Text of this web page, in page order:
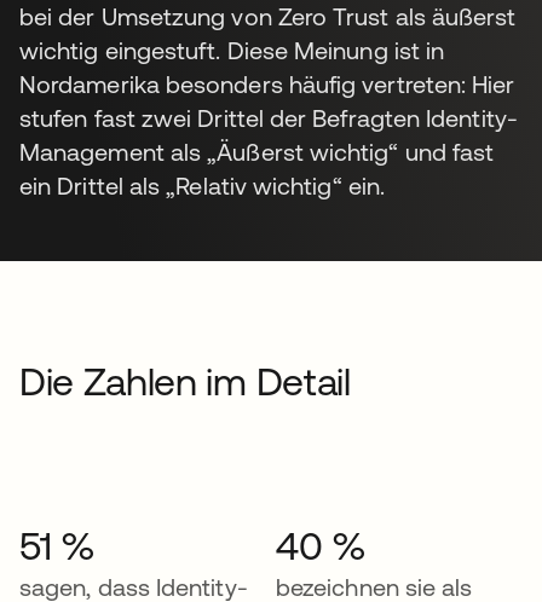
bei der Umsetzung von Zero Trust als äußerst
wichtig eingestuft. Diese Meinung ist in
Nordamerika besonders häufig vertreten: Hier
stufen fast zwei Drittel der Befragten Identity-
Management als „Äußerst wichtig“ und fast
ein Drittel als „Relativ wichtig“ ein.
Die Zahlen im Detail
51 %
sagen, dass Identity-
40 %
bezeichnen sie als